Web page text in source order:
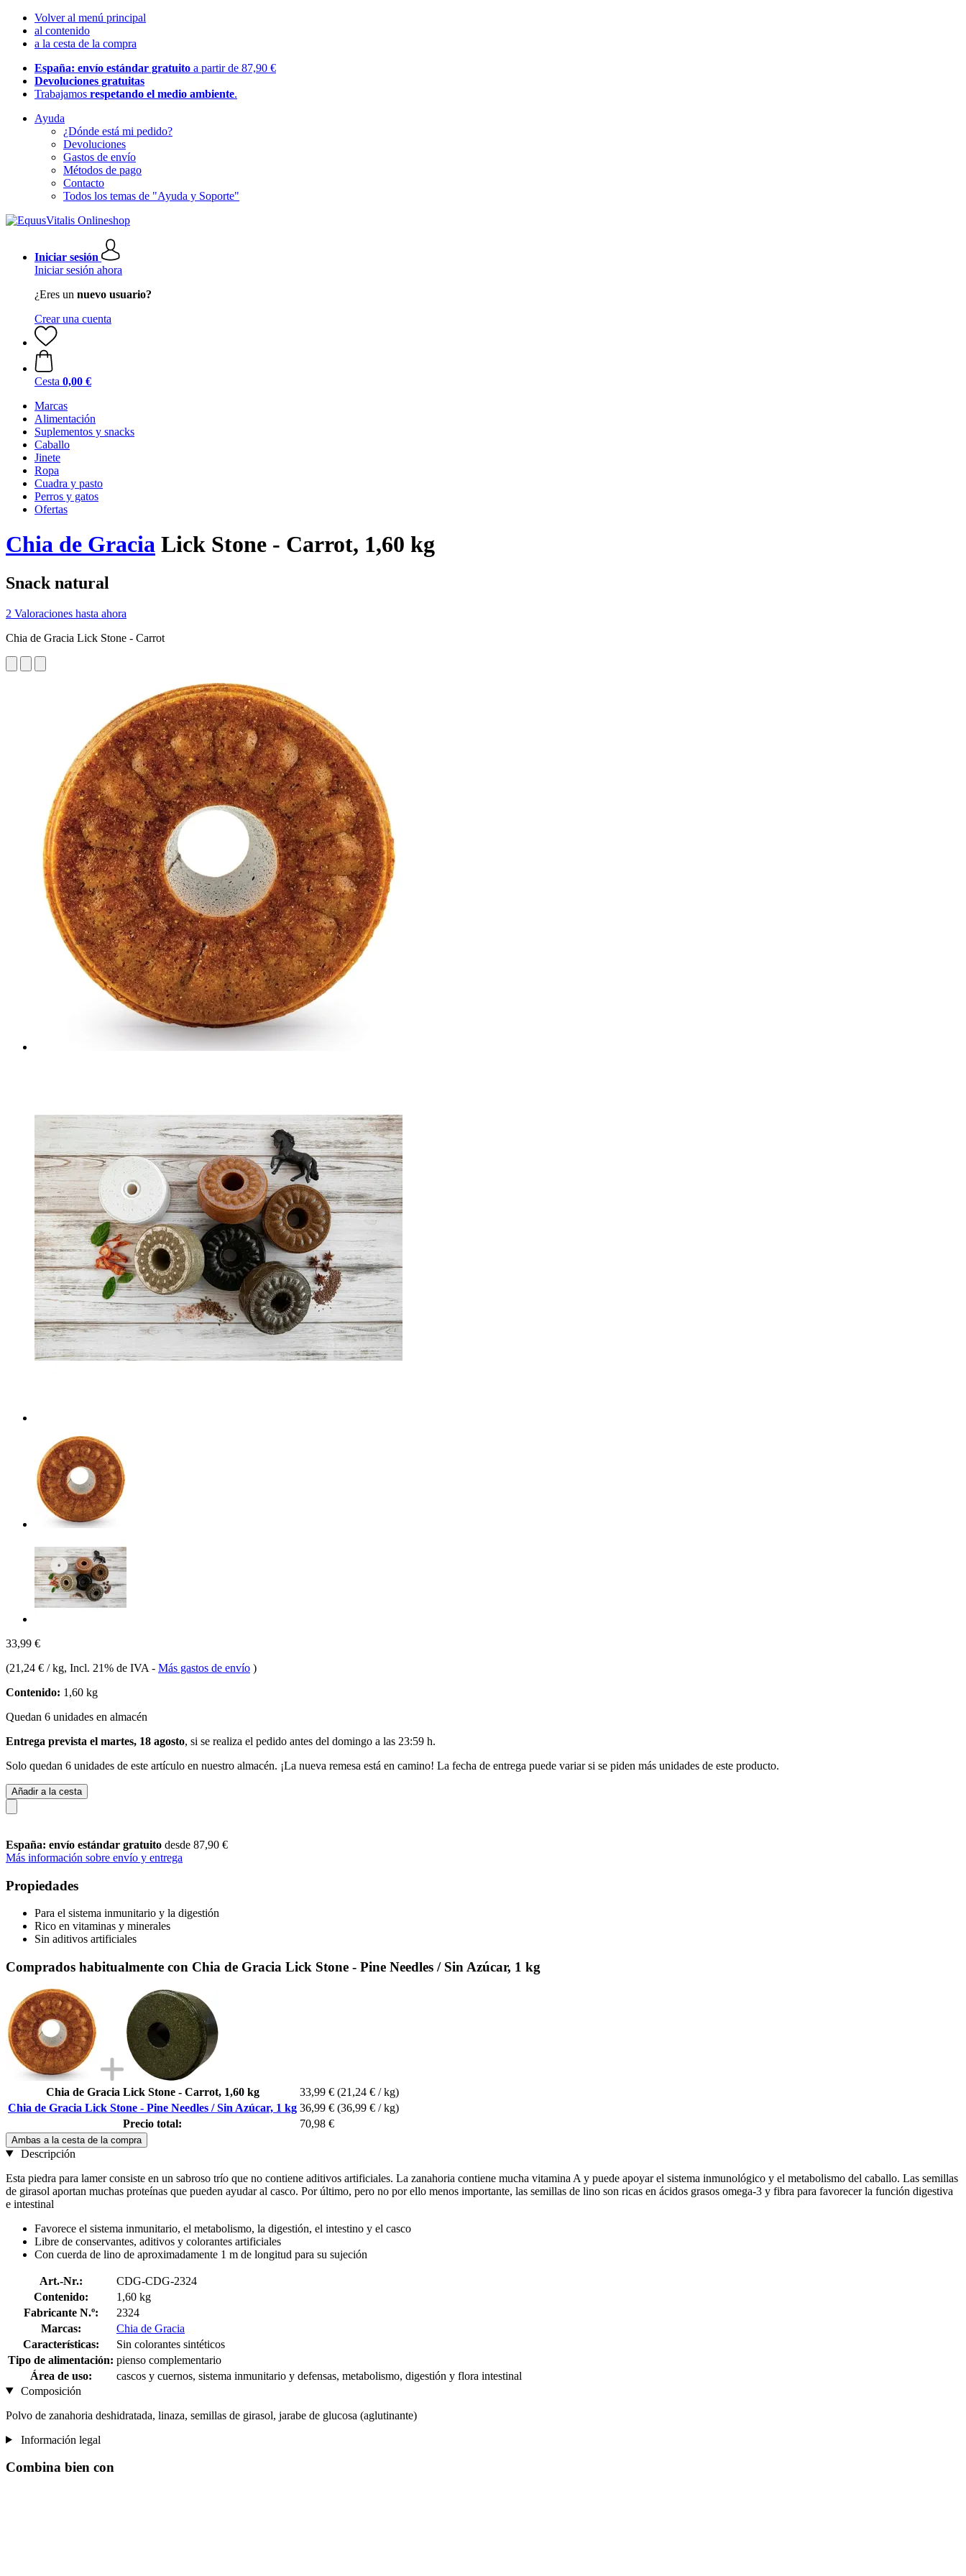
Volver al menú principal
al contenido
a la cesta de la compra
España: envío estándar gratuito a partir de 87,90 €
Devoluciones gratuitas
Trabajamos respetando el medio ambiente.
Ayuda
¿Dónde está mi pedido?
Devoluciones
Gastos de envío
Métodos de pago
Contacto
Todos los temas de "Ayuda y Soporte"
Iniciar sesión
Iniciar sesión ahora
¿Eres un nuevo usuario?
Crear una cuenta
Cesta 0,00 €
Marcas
Alimentación
Suplementos y snacks
Caballo
Jinete
Ropa
Cuadra y pasto
Perros y gatos
Ofertas
Chia de Gracia Lick Stone - Carrot, 1,60 kg
Snack natural
2 Valoraciones hasta ahora
Chia de Gracia Lick Stone - Carrot
33,99 €
(21,24 € / kg, Incl. 21% de IVA - Más gastos de envío )
Contenido: 1,60 kg
Quedan 6 unidades en almacén
Entrega prevista el martes, 18 agosto, si se realiza el pedido antes del domingo a las 23:59 h.
Solo quedan 6 unidades de este artículo en nuestro almacén. ¡La nueva remesa está en camino! La fecha de entrega puede variar si se piden más unidades de este producto.
Añadir a la cesta
España: envío estándar gratuito desde 87,90 €
Más información sobre envío y entrega
Propiedades
Para el sistema inmunitario y la digestión
Rico en vitaminas y minerales
Sin aditivos artificiales
Comprados habitualmente con Chia de Gracia Lick Stone - Pine Needles / Sin Azúcar, 1 kg
Chia de Gracia Lick Stone - Carrot, 1,60 kg 33,99 € (21,24 € / kg)
Chia de Gracia Lick Stone - Pine Needles / Sin Azúcar, 1 kg 36,99 € (36,99 € / kg)
Precio total:
70,98 €
Ambas a la cesta de la compra
Descripción
Esta piedra para lamer consiste en un sabroso trío que no contiene aditivos artificiales. La zanahoria contiene mucha vitamina A y puede apoyar el sistema inmunológico y el metabolismo del caballo. Las semillas
de girasol aportan muchas proteínas que pueden ayudar al casco. Por último, pero no por ello menos importante, las semillas de lino son ricas en ácidos grasos omega-3 y fibra para favorecer la función digestiva
e intestinal
Favorece el sistema inmunitario, el metabolismo, la digestión, el intestino y el casco
Libre de conservantes, aditivos y colorantes artificiales
Con cuerda de lino de aproximadamente 1 m de longitud para su sujeción
Art.-Nr.:
CDG-CDG-2324
Contenido:
1,60 kg
Fabricante N.º:
2324
Marcas:
Chia de Gracia
Características:
Sin colorantes sintéticos
Tipo de alimentación: pienso complementario
Área de uso:
cascos y cuernos, sistema inmunitario y defensas, metabolismo, digestión y flora intestinal
Composición
Polvo de zanahoria deshidratada, linaza, semillas de girasol, jarabe de glucosa (aglutinante)
Información legal
Combina bien con